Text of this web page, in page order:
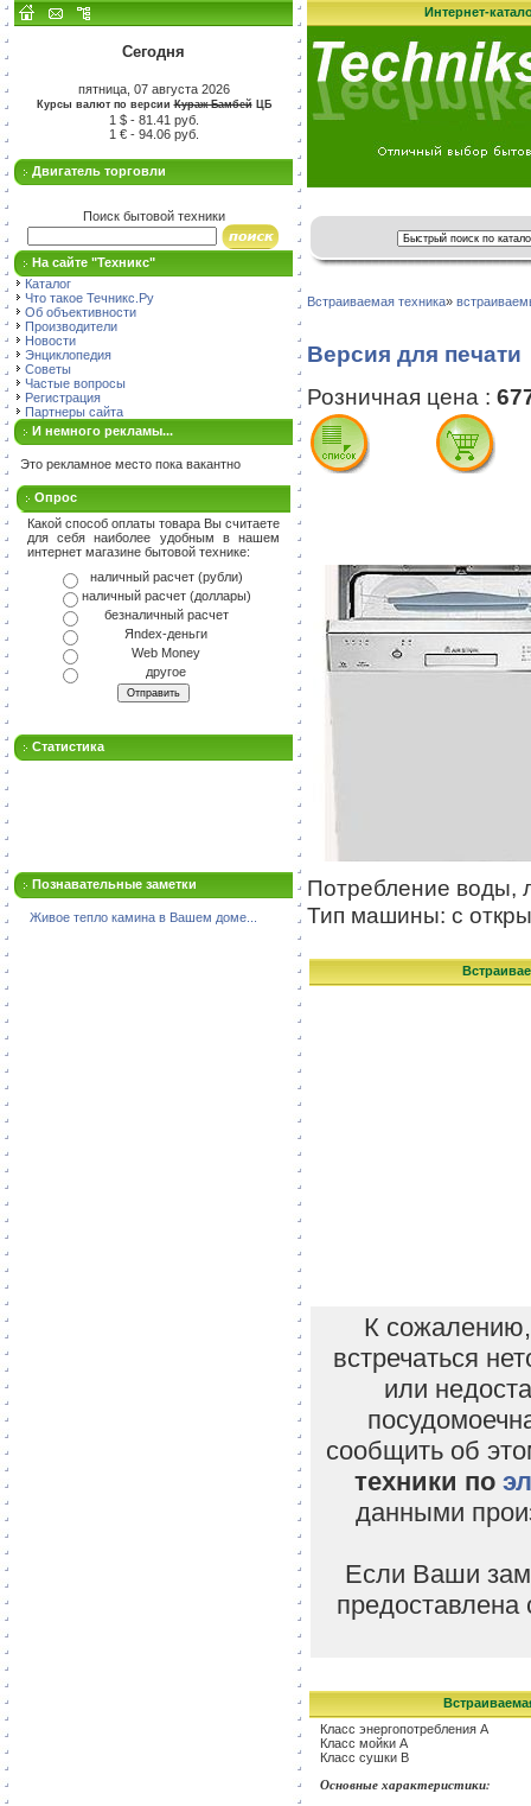
Сегодня
пятница, 07 августа 2026
Курсы валют по версииКураж-БамбейЦБ
1 $ - 81.41 руб.
1 € - 94.06 руб.
Двигатель торговли
Поиск бытовой техники
На сайте "Техникс"
Каталог
Что такое Течникс.Ру
Об объективности
Производители
Новости
Энциклопедия
Советы
Частые вопросы
Регистрация
Партнеры сайта
И немного рекламы...
Это рекламное место пока вакантно
Опрос
Какой способ оплаты товара Вы считаете
для себя наиболее удобным в нашем
интернет магазине бытовой технике:
наличный расчет (рубли)
наличный расчет (доллары)
безналичный расчет
Яndex-деньги
Web Money
другое
Статистика
Познавательные заметки
Живое тепло камина в Вашем доме...
Интернет-
Встраиваемая техника»
Версия для печати
Розничная цена :
Потребление воды,
Тип машины: с
К сожалению,
встречаться
или
сообщить об
техники по
данными
Если Ваши
Класс энергопотребления A
Класс мойки A
Класс сушки B
Основные характеристики: